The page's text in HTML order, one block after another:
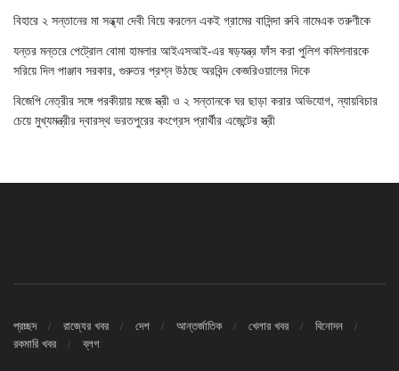
বিহারে ২ সন্তানের মা সন্ধ্যা দেবী বিয়ে করলেন একই গ্রামের বাসিন্দা রুবি নামেএক তরুণীকে
যন্তর মন্তরে পেট্রোল বোমা হামলার আইএসআই-এর ষড়যন্ত্র ফাঁস করা পুলিশ কমিশনারকে
সরিয়ে দিল পাঞ্জাব সরকার, গুরুতর প্রশ্ন উঠছে অরবিন্দ কেজরিওয়ালের দিকে
বিজেপি নেত্রীর সঙ্গে পরকীয়ায় মজে স্ত্রী ও ২ সন্তানকে ঘর ছাড়া করার অভিযোগ, ন্যায়বিচার
চেয়ে মুখ্যমন্ত্রীর দ্বারস্থ ভরতপুরের কংগ্রেস প্রার্থীর এজেন্টের স্ত্রী
প্রচ্ছদ রাজ্যের খবর দেশ আন্তর্জাতিক খেলার খবর
বিনোদন
রকমারি খবর
ব্লগ